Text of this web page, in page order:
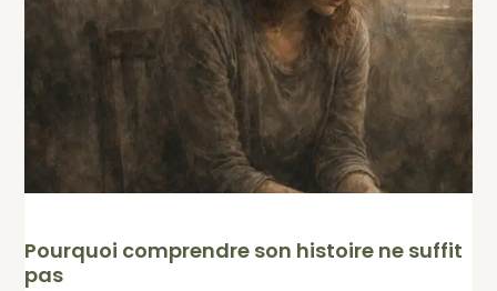
Pourquoi comprendre son histoire ne suffit
pas